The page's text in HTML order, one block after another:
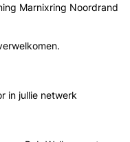
Marnixring Noordrand
in jullie netwerk